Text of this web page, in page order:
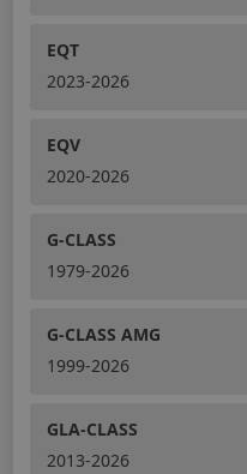
EQT
2023-2026
EQV
2020-2026
G-CLASS
1979-2026
G-CLASS AMG
1999-2026
GLA-CLASS
2013-2026